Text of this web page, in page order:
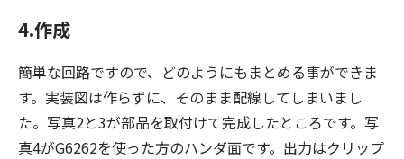
4.作成
簡単な回路ですので、どのようにもまとめる事ができま
す。実装図は作らずに、そのまま配線してしまいまし
た。写真2と3が部品を取付けて完成したところです。写
真4がG6262を使った方のハンダ面です。出力はクリップ